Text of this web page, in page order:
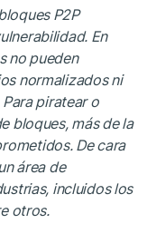
P2P
En
no pueden
normalizados ni
piratear o
bloques, más de la
De cara
área de
incluidos los
otros.